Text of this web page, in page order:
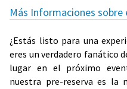
Más Informaciones sobre
¿Estás listo para una
eres un verdadero fanático
lugar en el próximo
nuestra pre-reserva es la